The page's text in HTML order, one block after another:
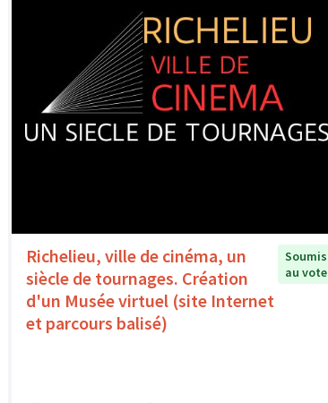
Richelieu, ville de cinéma, un
siècle de tournages. Création
d'un Musée virtuel (site Internet
et parcours balisé)
Soumis
au vote